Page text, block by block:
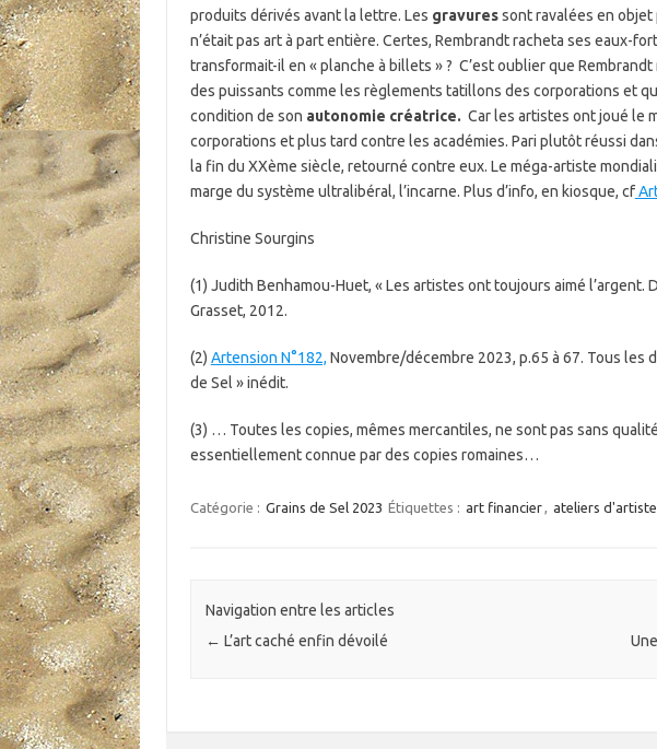
produits dérivés avant la lettre. Les gravuressont ravalées en objet
n’était pas art à part entière. Certes, Rembrandt racheta ses eaux-
transformait-il en « planche à billets » ? C’est oublier que
des puissants comme les règlements tatillons des corporations et
condition de son autonomie créatrice. Car les artistes ont joué le
corporations et plus tard contre les académies. Pari plutôt réussi
la fin du XXème siècle, retourné contre eux. Le méga-artiste
marge du système ultralibéral, l’incarne. Plus d’info, en kiosque, cf
Christine Sourgins
(1) Judith Benhamou-Huet, « Les artistes ont toujours aimé l’argent.
Grasset, 2012.
(2) Artension N°182, Novembre/décembre 2023, p.65 à 67. Tous les
de Sel » inédit.
(3) … Toutes les copies, mêmes mercantiles, ne sont pas sans
essentiellement connue par des copies romaines…
Catégorie : Grains de Sel 2023 Étiquettes : art financier, ateliers
Navigation entre les articles
← L’art caché enfin dévoilé